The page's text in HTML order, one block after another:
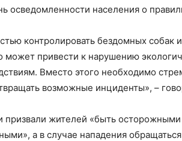
осведомленности населения о
контролировать бездомных собак
может привести к нарушению
Вместо этого необходимо
возможные инциденты», –
призвали жителей «быть
а в случае нападения